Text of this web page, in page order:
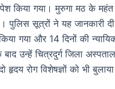
किया गया। मुरुगा मठ के
सूत्रों ने यह जानकारी
गया और 14 दिनों की
उन्हें चित्रदुर्ग जिला
रोग विशेषज्ञों को भी